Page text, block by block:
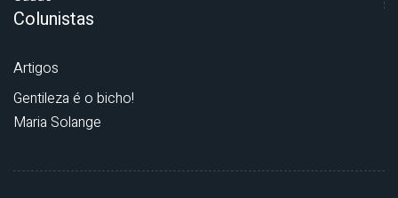
Colunistas
Artigos
Gentileza é o bicho!
Maria Solange